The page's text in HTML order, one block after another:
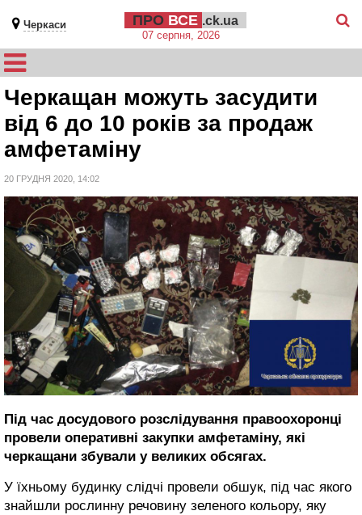
Черкаси ПРО ВСЕ .ck.ua
07 серпня, 2026
Черкащан можуть засудити
від 6 до 10 років за продаж
амфетаміну
20 ГРУДНЯ 2020, 14:02
Під час досудового розслідування правоохоронці
провели оперативні закупки амфетаміну, які
черкащани збували у великих обсягах.
У їхньому будинку слідчі провели обшук, під час якого
знайшли рослинну речовину зеленого кольору, яку